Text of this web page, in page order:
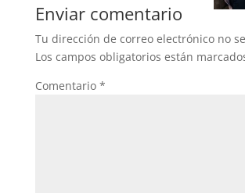
Enviar comentario
Tu dirección de correo electrónico no
Los campos obligatorios están
Comentario *